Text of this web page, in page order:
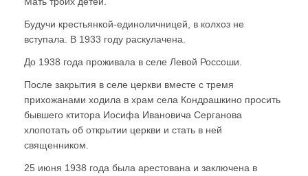
Будучи крестьянкой-единоличницей, в колхоз не
вступала. В 1933 году раскулачена.
До 1938 года проживала в селе Левой Россоши.
После закрытия в селе церкви вместе с тремя
прихожанами ходила в храм села Кондрашкино просить
бывшего ктитора Иосифа Ивановича Серганова
хлопотать об открытии церкви и стать в ней
священником.
25 июня 1938 года была арестована и заключена в